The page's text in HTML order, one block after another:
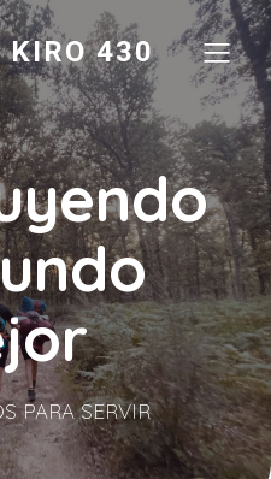
KIRO 430
PARA SERVIR